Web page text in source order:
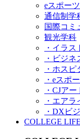
eスポー
通信制学
国際コミ
観光学科
・イラ
・ビジ
・ホス
・eスポ
・CJア
・エアラ
・DXビ
COLLEGE LIFE